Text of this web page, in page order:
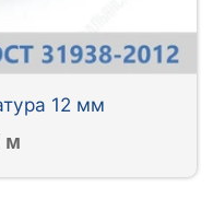
12 мм
м